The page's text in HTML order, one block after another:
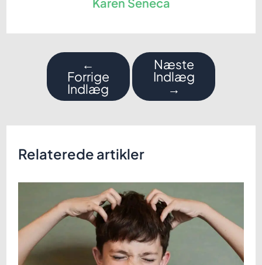
Indlægsnavigation
←
Forrige
Indlæg
Næste
Indlæg
→
Relaterede artikler